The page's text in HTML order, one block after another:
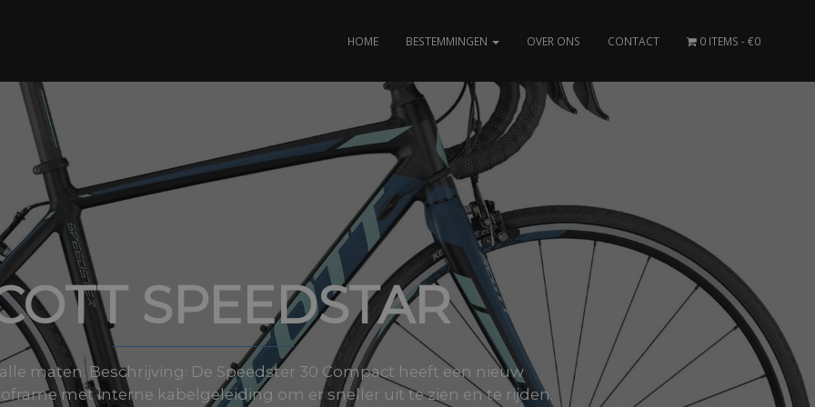
HOME BESTEMMINGEN OVER ONS CONTACT 0 ITEMS €0
SPEEDSTAR
maten: Beschrijving: De Speedster 30 Compact heeft een nieuw
met interne kabelgeleiding om er sneller uit te zien en te rijden.